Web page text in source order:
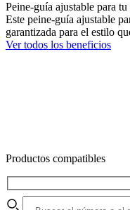
Peine-guía ajustable para
Este peine-guía ajustable
garantizada para el estilo
Ver todos los beneficios
Productos compatibles